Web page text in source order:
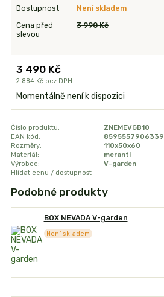
Dostupnost Není skladem
Cena před
slevou
3 990 Kč
3 490 Kč
2 884 Kč bez DPH
Momentálně není k dispozici
Číslo produktu:
ZNEMEVGB10
EAN kód:
8595557906339
Rozměry:
110x50x60
Materiál:
meranti
Výrobce:
V-garden
Hlídat cenu / dostupnost
Podobné produkty
BOX NEVADA V-garden
Není skladem